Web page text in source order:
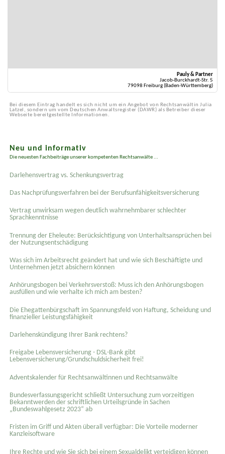
Pauly & Partner
Jacob-Burckhardt-Str. 5
79098 Freiburg (Baden-Württemberg)
Bei diesem Eintrag handelt es sich nicht um ein Angebot von Rechtsanwältin Julia
Latzel, sondern um vom Deutschen Anwaltsregister (DAWR) als Betreiber dieser
Webseite bereitgestellte Informationen.
Neu und informativ
Die neuesten Fachbeiträge unserer kompetenten Rechtsanwälte ...
Darlehensvertrag vs. Schenkungsvertrag
Das Nachprüfungsverfahren bei der Berufsunfähigkeitsversicherung
Vertrag unwirksam wegen deutlich wahrnehmbarer schlechter
Sprachkenntnisse
Trennung der Eheleute: Berücksichtigung von Unterhaltsansprüchen bei
der Nutzungsentschädigung
Was sich im Arbeitsrecht geändert hat und wie sich Beschäftigte und
Unternehmen jetzt absichern können
Anhörungsbogen bei Verkehrsverstoß: Muss ich den Anhörungsbogen
ausfüllen und wie verhalte ich mich am besten?
Die Ehegattenbürgschaft im Spannungsfeld von Haftung, Scheidung und
finanzieller Leistungsfähigkeit
Darlehenskündigung Ihrer Bank rechtens?
Freigabe Lebensversicherung - DSL-Bank gibt
Lebensversicherung/Grundschuldsicherheit frei!
Adventskalender für Rechtsanwältinnen und Rechtsanwälte
Bundesverfassungsgericht schließt Untersuchung zum vorzeitigen
Bekanntwerden der schriftlichen Urteilsgründe in Sachen
„Bundeswahlgesetz 2023“ ab
Fristen im Griff und Akten überall verfügbar: Die Vorteile moderner
Kanzleisoftware
Ihre Rechte und wie Sie sich bei einem Sexual­delikt verteidigen können